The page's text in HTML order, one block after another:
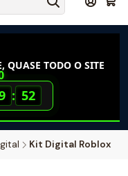
QUASE TODO O SITE
: 51
Kit Digital Roblox